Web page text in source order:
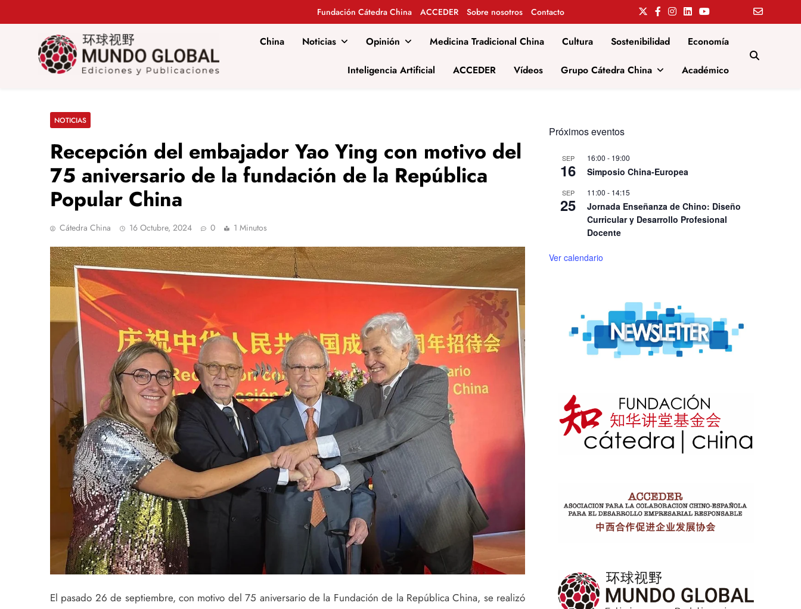
Fundación Cátedra China ACCEDER Sobre nosotros Contacto
Mundo Global
China Noticias Opinión Medicina Tradicional China Cultura Sostenibilidad Economía
Inteligencia Artificial ACCEDER Vídeos Grupo Cátedra China Académico
NOTICIAS
Recepción del embajador Yao Ying con motivo del
75 aniversario de la fundación de la República
Popular China
Cátedra China 16 Octubre, 2024 0 1 Minutos
El pasado 26 de septiembre, con motivo del 75 aniversario de la Fundación de la República China, se realizó
Próximos eventos
SEP
16
16:00 - 19:00
Simposio China-Europea
SEP
25
11:00 - 14:15
Jornada Enseñanza de Chino: Diseño
Curricular y Desarrollo Profesional
Docente
Ver calendario